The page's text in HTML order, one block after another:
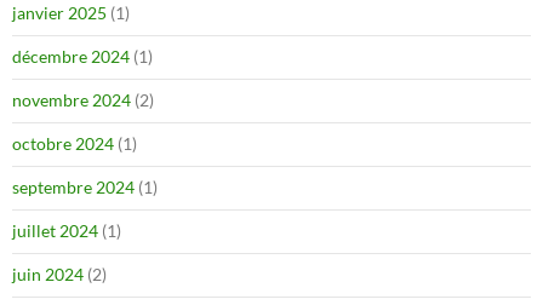
janvier 2025 (1)
décembre 2024 (1)
novembre 2024 (2)
octobre 2024 (1)
septembre 2024 (1)
juillet 2024 (1)
juin 2024 (2)